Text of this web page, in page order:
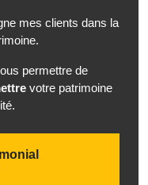
mes clients dans la
permettre de
votre patrimoine